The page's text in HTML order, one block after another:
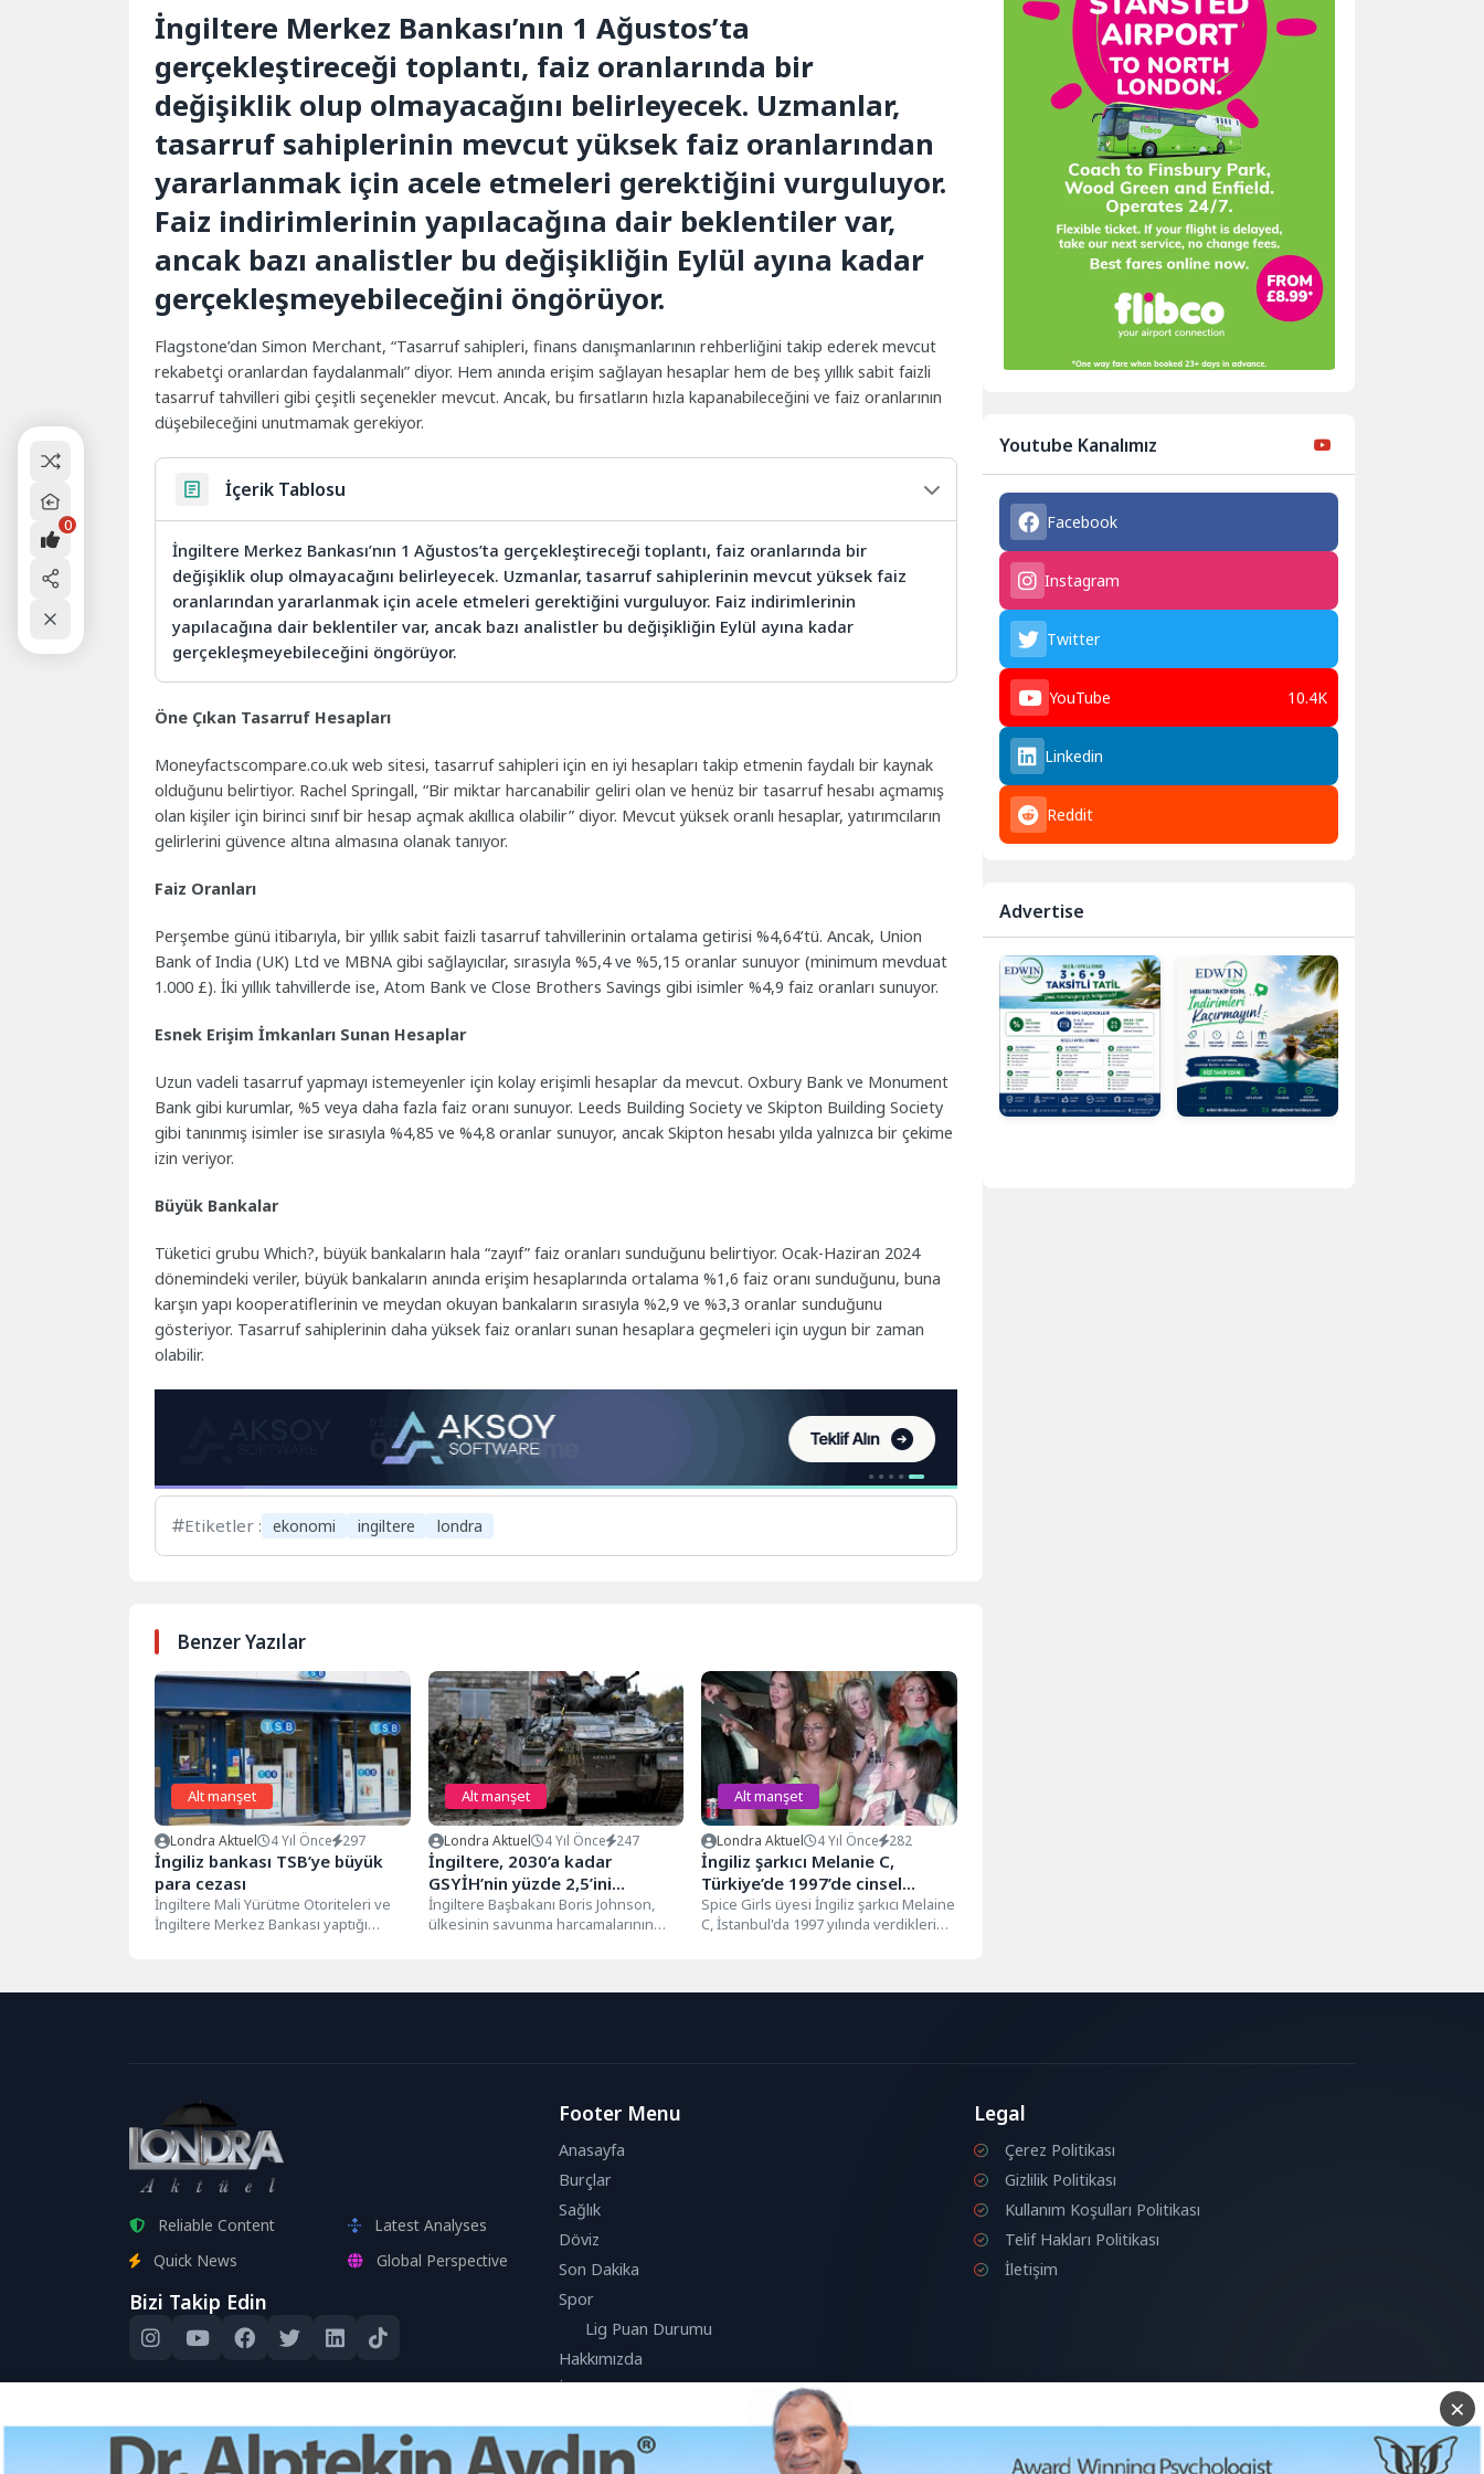
İngiltere Merkez Bankası’nın 1 Ağustos’ta
gerçekleştireceği toplantı, faiz oranlarında bir
değişiklik olup olmayacağını belirleyecek. Uzmanlar,
tasarruf sahiplerinin mevcut yüksek faiz oranlarından
yararlanmak için acele etmeleri gerektiğini vurguluyor.
Faiz indirimlerinin yapılacağına dair beklentiler var,
ancak bazı analistler bu değişikliğin Eylül ayına kadar
gerçekleşmeyebileceğini öngörüyor.
Flagstone’dan Simon Merchant, “Tasarruf sahipleri, finans danışmanlarının rehberliğini takip ederek mevcut
rekabetçi oranlardan faydalanmalı” diyor. Hem anında erişim sağlayan hesaplar hem de beş yıllık sabit faizli
tasarruf tahvilleri gibi çeşitli seçenekler mevcut. Ancak, bu fırsatların hızla kapanabileceğini ve faiz oranlarının
düşebileceğini unutmamak gerekiyor.
İçerik Tablosu
İngiltere Merkez Bankası’nın 1 Ağustos’ta gerçekleştireceği toplantı, faiz oranlarında bir
değişiklik olup olmayacağını belirleyecek. Uzmanlar, tasarruf sahiplerinin mevcut yüksek faiz
oranlarından yararlanmak için acele etmeleri gerektiğini vurguluyor. Faiz indirimlerinin
yapılacağına dair beklentiler var, ancak bazı analistler bu değişikliğin Eylül ayına kadar
gerçekleşmeyebileceğini öngörüyor.
Öne Çıkan Tasarruf Hesapları
Moneyfactscompare.co.uk web sitesi, tasarruf sahipleri için en iyi hesapları takip etmenin faydalı bir kaynak
olduğunu belirtiyor. Rachel Springall, “Bir miktar harcanabilir geliri olan ve henüz bir tasarruf hesabı açmamış
olan kişiler için birinci sınıf bir hesap açmak akıllıca olabilir” diyor. Mevcut yüksek oranlı hesaplar, yatırımcıların
gelirlerini güvence altına almasına olanak tanıyor.
Faiz Oranları
Perşembe günü itibarıyla, bir yıllık sabit faizli tasarruf tahvillerinin ortalama getirisi %4,64’tü. Ancak, Union
Bank of India (UK) Ltd ve MBNA gibi sağlayıcılar, sırasıyla %5,4 ve %5,15 oranlar sunuyor (minimum mevduat
1.000 £). İki yıllık tahvillerde ise, Atom Bank ve Close Brothers Savings gibi isimler %4,9 faiz oranları sunuyor.
Esnek Erişim İmkanları Sunan Hesaplar
Uzun vadeli tasarruf yapmayı istemeyenler için kolay erişimli hesaplar da mevcut. Oxbury Bank ve Monument
Bank gibi kurumlar, %5 veya daha fazla faiz oranı sunuyor. Leeds Building Society ve Skipton Building Society
gibi tanınmış isimler ise sırasıyla %4,85 ve %4,8 oranlar sunuyor, ancak Skipton hesabı yılda yalnızca bir çekime
izin veriyor.
Büyük Bankalar
Tüketici grubu Which?, büyük bankaların hala “zayıf” faiz oranları sunduğunu belirtiyor. Ocak-Haziran 2024
dönemindeki veriler, büyük bankaların anında erişim hesaplarında ortalama %1,6 faiz oranı sunduğunu, buna
karşın yapı kooperatiflerinin ve meydan okuyan bankaların sırasıyla %2,9 ve %3,3 oranlar sunduğunu
gösteriyor. Tasarruf sahiplerinin daha yüksek faiz oranları sunan hesaplara geçmeleri için uygun bir zaman
olabilir.
Etiketler : ekonomi ingiltere londra
Benzer Yazılar
Alt manşet
Londra Aktuel 4 Yıl Önce 297
İngiliz bankası TSB’ye büyük
para cezası
İngiltere Mali Yürütme Otoriteleri ve
İngiltere Merkez Bankası yaptığı
Alt manşet
Londra Aktuel 4 Yıl Önce 247
İngiltere, 2030’a kadar
GSYİH’nin yüzde 2,5’ini
savunmaya ayıracak
İngiltere Başbakanı Boris Johnson,
ülkesinin savunma harcamalarının
Alt manşet
Londra Aktuel 4 Yıl Önce 282
İngiliz şarkıcı Melanie C,
Türkiye’de 1997’de cinsel
saldırıya uğradığını açıkladı
Spice Girls üyesi İngiliz şarkıcı Melaine
C, İstanbul'da 1997 yılında verdikleri
Youtube Kanalımız
Facebook
Instagram
Twitter
YouTube 10.4K
Linkedin
Reddit
Advertise
Reliable Content
Latest Analyses
Quick News
Global Perspective
Bizi Takip Edin
Footer Menu
Anasayfa
Burçlar
Sağlık
Döviz
Son Dakika
Spor
Lig Puan Durumu
Hakkımızda
İletişim
Legal
Çerez Politikası
Gizlilik Politikası
Kullanım Koşulları Politikası
Telif Hakları Politikası
İletişim
0